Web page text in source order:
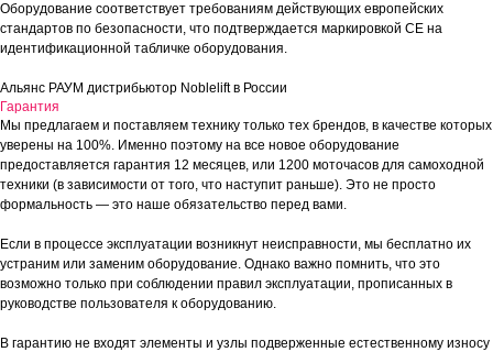
Оборудование соответствует требованиям действующих европейских
стандартов по безопасности, что подтверждается маркировкой СЕ на
идентификационной табличке оборудования.
Альянс РАУМ дистрибьютор Noblelift в России
Гарантия
Мы предлагаем и поставляем технику только тех брендов, в качестве которых
уверены на 100%. Именно поэтому на все новое оборудование
предоставляется гарантия 12 месяцев, или 1200 моточасов для самоходной
техники (в зависимости от того, что наступит раньше). Это не просто
формальность — это наше обязательство перед вами.
Если в процессе эксплуатации возникнут неисправности, мы бесплатно их
устраним или заменим оборудование. Однако важно помнить, что это
возможно только при соблюдении правил эксплуатации, прописанных в
руководстве пользователя к оборудованию.
В гарантию не входят элементы и узлы подверженные естественному износу